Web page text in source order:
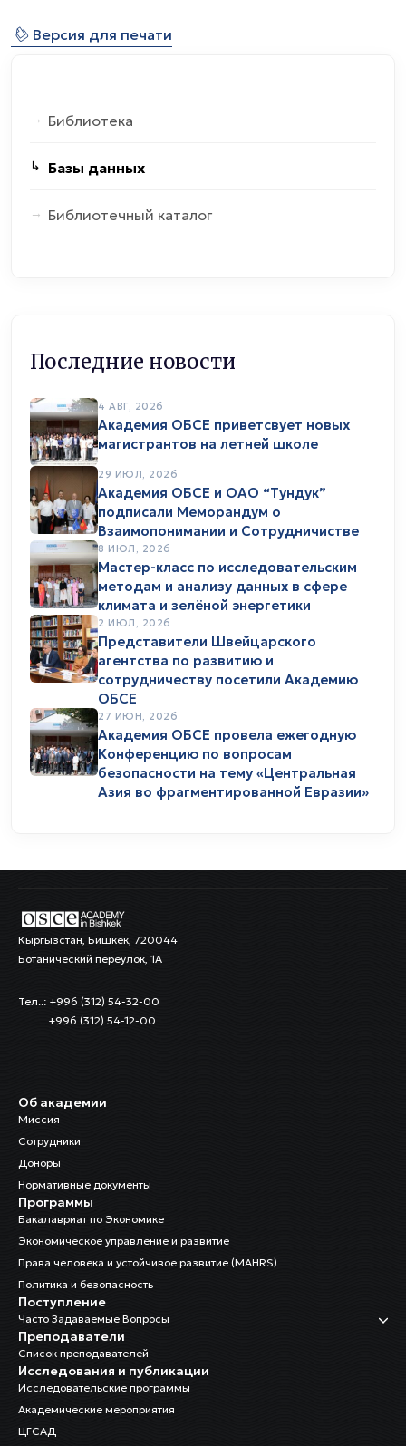
⎙ Версия для печати
Библиотека
Базы данных
Библиотечный каталог
Последние новости
4 АВГ, 2026
Академия ОБСЕ приветсвует новых
магистрантов на летней школе
29 ИЮЛ, 2026
Академия ОБСЕ и ОАО “Тундук”
подписали Меморандум о
Взаимопонимании и Сотрудничистве
8 ИЮЛ, 2026
Мастер-класс по исследовательским
методам и анализу данных в сфере
климата и зелёной энергетики
2 ИЮЛ, 2026
Представители Швейцарского
агентства по развитию и
сотрудничеству посетили Академию
ОБСЕ
27 ИЮН, 2026
Академия ОБСЕ провела ежегодную
Конференцию по вопросам
безопасности на тему «Центральная
Азия во фрагментированной Евразии»
Кыргызстан, Бишкек, 720044
Ботанический переулок, 1А
Тел..: +996 (312) 54-32-00
+996 (312) 54-12-00
Об академии
Миссия
Сотрудники
Доноры
Нормативные документы
Программы
Бакалавриат по Экономике
Экономическое управление и развитие
Права человека и устойчивое развитие (MAHRS)
Политика и безопасность
Поступление
Часто Задаваемые Вопросы
Преподаватели
Список преподавателей
Исследования и публикации
Исследовательские программы
Академические мероприятия
ЦГСАД